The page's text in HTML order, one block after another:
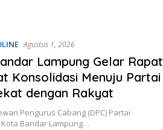
Agustus 1, 2026
Lampung Gelar Rapat
Konsolidasi Menuju Partai
dengan Rakyat
Pengurus Cabang (DPC) Partai
Bandar Lampung…